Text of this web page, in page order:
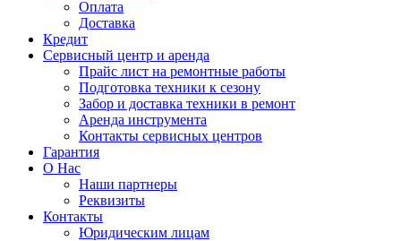
Оплата
Доставка
Кредит
Сервисный центр и аренда
Прайс лист на ремонтные работы
Подготовка техники к сезону
Забор и доставка техники в ремонт
Аренда инструмента
Контакты сервисных центров
Гарантия
О Нас
Наши партнеры
Реквизиты
Контакты
Юридическим лицам